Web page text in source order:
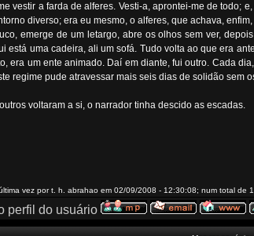
vestir a farda de alferes. Vesti-a, aprontei-me de todo;
diverso; era eu mesmo, o alferes, que achava,
emerge de um letargo, abre os olhos sem ver,
está uma cadeira, ali um sofá. Tudo volta ao que era
era um ente animado. Daí em diante, fui outro. Cada
regime pude atravessar mais seis dias de solidão sem
voltaram a si, o narrador tinha descido as escadas.
vez por t. h. abrahao em 02/09/2008 - 12:30:08; num total de